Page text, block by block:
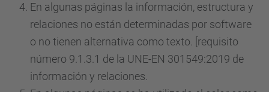
En algunas páginas la información, estructura y
relaciones no están determinadas por software
o no tienen alternativa como texto. [requisito
número 9.1.3.1 de la UNE-EN 301549:2019 de
información y relaciones.